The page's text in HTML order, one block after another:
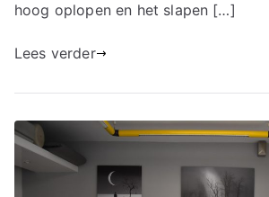
hoog oplopen en het slapen […]
Lees verder